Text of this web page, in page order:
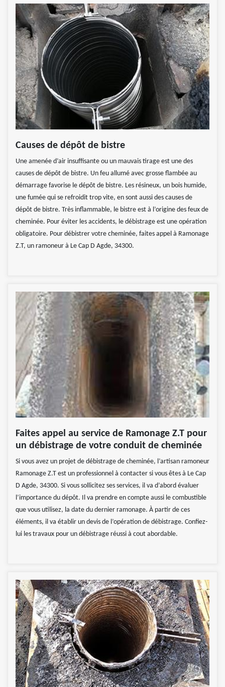
Causes de dépôt de bistre
Une amenée d’air insuffisante ou un mauvais tirage est une des
causes de dépôt de bistre. Un feu allumé avec grosse flambée au
démarrage favorise le dépôt de bistre. Les résineux, un bois humide,
une fumée qui se refroidit trop vite, en sont aussi des causes de
dépôt de bistre. Très inflammable, le bistre est à l’origine des feux de
cheminée. Pour éviter les accidents, le débistrage est une opération
obligatoire. Pour débistrer votre cheminée, faites appel à Ramonage
Z.T, un ramoneur à Le Cap D Agde, 34300.
Faites appel au service de Ramonage Z.T pour
un débistrage de votre conduit de cheminée
Si vous avez un projet de débistrage de cheminée, l’artisan ramoneur
Ramonage Z.T est un professionnel à contacter si vous êtes à Le Cap
D Agde, 34300. Si vous sollicitez ses services, il va d’abord évaluer
l’importance du dépôt. Il va prendre en compte aussi le combustible
que vous utilisez, la date du dernier ramonage. À partir de ces
éléments, il va établir un devis de l’opération de débistrage. Confiez-
lui les travaux pour un débistrage réussi à cout abordable.